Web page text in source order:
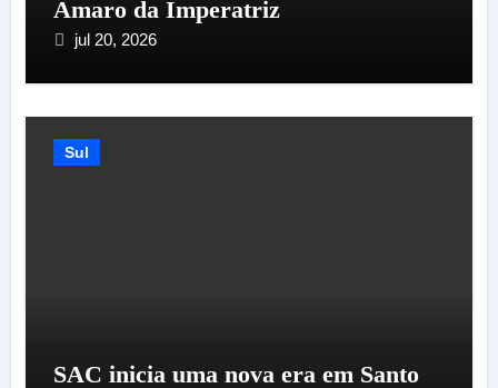
Amaro da Imperatriz
jul 20, 2026
Sul
SAC inicia uma nova era em Santo